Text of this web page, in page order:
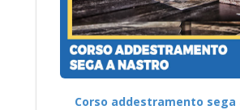
Corso addestramento sega